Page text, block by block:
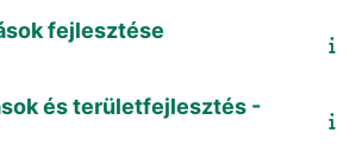
fejlesztése
és területfejlesztés -